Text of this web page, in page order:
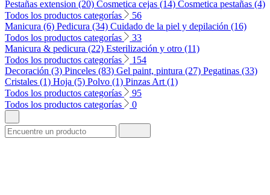
Pestañas extension (20) Cosmetica cejas (14) Cosmetica pestañas (4)
Todos los productos categorías
56
Manicura (6) Pedicura (34) Cuidado de la piel y depilación (16)
Todos los productos categorías
33
Manicura & pedicura (22) Esterilización y otro (11)
Todos los productos categorías
154
Decoración (3) Pinceles (83) Gel paint, pintura (27) Pegatinas (33)
Cristales (1) Hoja (5) Polvo (1) Pinzas Art (1)
Todos los productos categorías
95
Todos los productos categorías
0